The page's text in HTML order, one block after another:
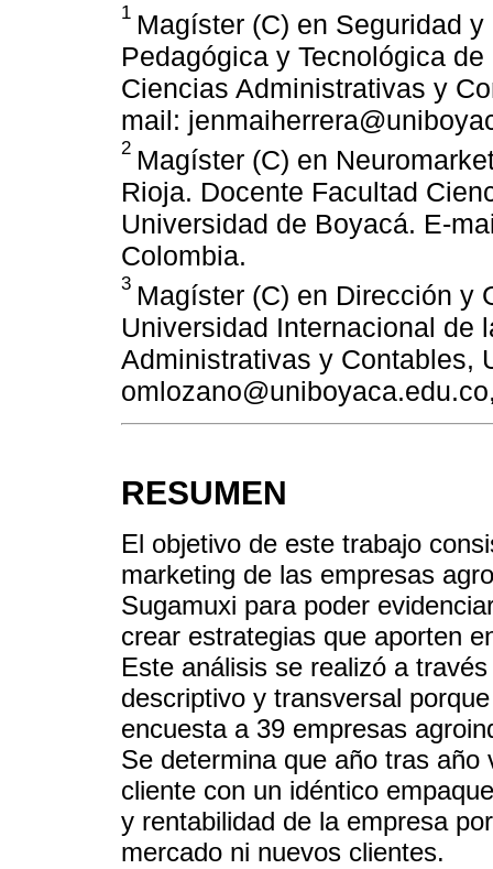
1 Magíster (C) en Seguridad
Pedagógica y Tecnológica
Ciencias Administrativas y
mail:
2 Magíster (C) en
Rioja. Docente Facultad
Universidad de Boyacá. E-
Colombia.
3 Magíster (C) en Dirección y
Universidad Internacional de
Administrativas y Contables,
RESUMEN
El objetivo de este trabajo
marketing de las empresas
Sugamuxi para poder
crear estrategias que aporten
Este análisis se realizó a
descriptivo y transversal
encuesta a 39 empresas
Se determina que año tras
cliente con un idéntico
y rentabilidad de la empresa
mercado ni nuevos clientes.